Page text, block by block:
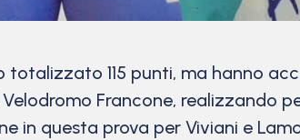
totalizzato 115 punti, ma hanno
Francone, realizzando
in questa prova per Viviani e